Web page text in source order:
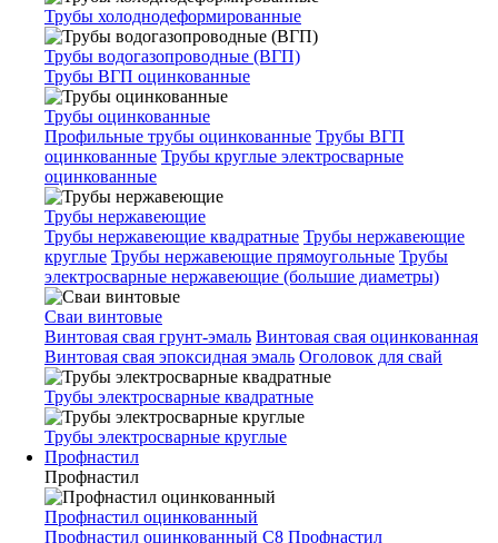
Трубы холоднодеформированные
Трубы водогазопроводные (ВГП)
Трубы ВГП оцинкованные
Трубы оцинкованные
Профильные трубы оцинкованные Трубы ВГП
оцинкованные Трубы круглые электросварные
оцинкованные
Трубы нержавеющие
Трубы нержавеющие квадратные Трубы нержавеющие
круглые Трубы нержавеющие прямоугольные Трубы
электросварные нержавеющие (большие диаметры)
Сваи винтовые
Винтовая свая грунт-эмаль Винтовая свая оцинкованная
Винтовая свая эпоксидная эмаль Оголовок для свай
Трубы электросварные квадратные
Трубы электросварные круглые
Профнастил
Профнастил
Профнастил оцинкованный
Профнастил оцинкованный С8 Профнастил